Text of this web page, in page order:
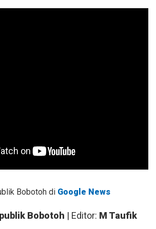
Bobotoh di Google News
Bobotoh | Editor: M Taufik